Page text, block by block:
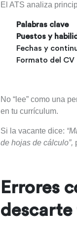
El ATS analiza
Palabras clave
Puestos y
Fechas y
Formato del CV
No “lee” como una
en tu currículum.
Si la vacante dice:
de hojas de cálculo”,
Errores
descarte